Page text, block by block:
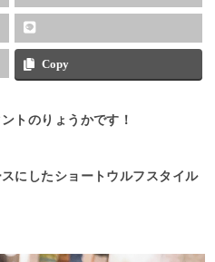
Copy
トのりょうかです！
にしたショートウルフスタイル